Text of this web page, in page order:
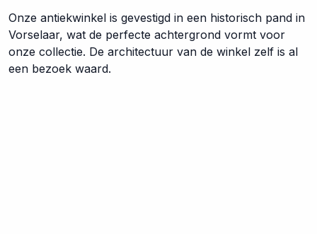
Onze antiekwinkel is gevestigd in een historisch pand in
Vorselaar, wat de perfecte achtergrond vormt voor
onze collectie. De architectuur van de winkel zelf is al
een bezoek waard.